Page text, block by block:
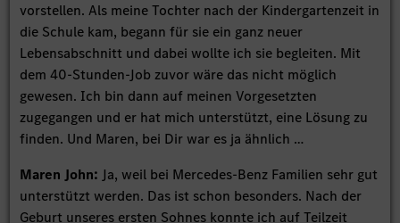
vorstellen. Als meine Tochter nach der Kindergartenzeit in
die Schule kam, begann für sie ein ganz neuer
Lebensabschnitt und dabei wollte ich sie begleiten. Mit
dem 40-Stunden-Job zuvor wäre das nicht möglich
gewesen. Ich bin dann auf meinen Vorgesetzten
zugegangen und er hat mich unterstützt, eine Lösung zu
finden. Und Maren, bei Dir war es ja ähnlich …
Maren John: Ja, weil bei Mercedes-Benz Familien sehr gut
unterstützt werden. Das ist schon besonders. Nach der
Geburt unseres ersten Sohnes konnte ich auf Teilzeit